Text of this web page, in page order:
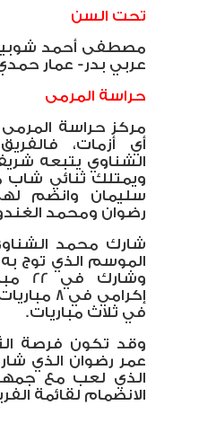
تحت السن
مصطفى أحمد
عربي بدر- عمار
حراسة المرمى
مركز حراسة
أي أزمات،
الشناوي يتبعه
ويمتلك ثنائي
سليمان وانضم
رضوان ومحمد
شارك محمد
الموسم الذي توج
إكرامي
في ثلاث مباريات.
وقد تكون فرصة
عمر رضوان الذي
الذي لعب مع
الانضمام لقائمة